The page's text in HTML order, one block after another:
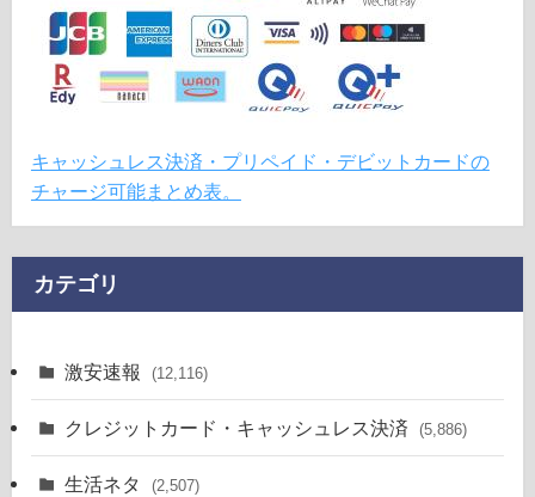
キャッシュレス決済・プリペイド・デビットカードの
チャージ可能まとめ表。
カテゴリ
激安速報 (12,116)
クレジットカード・キャッシュレス決済 (5,886)
生活ネタ (2,507)